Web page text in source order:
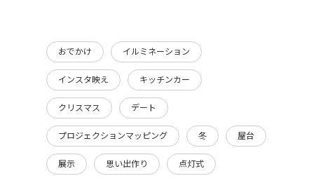
おでかけ イルミネーション
インスタ映え キッチンカー
クリスマス デート
プロジェクションマッピング 冬 屋台
展示 思い出作り 点灯式